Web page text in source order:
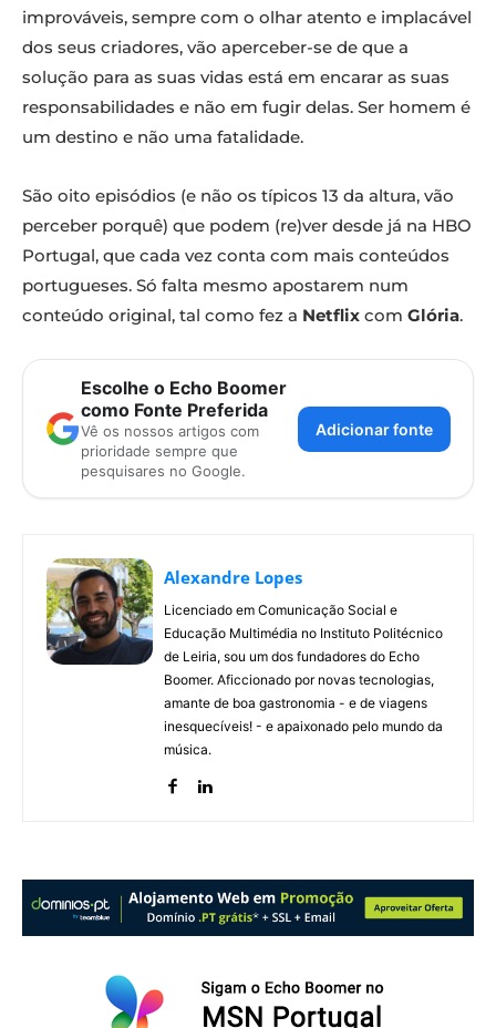
improváveis, sempre com o olhar atento e implacável
dos seus criadores, vão aperceber-se de que a
solução para as suas vidas está em encarar as suas
responsabilidades e não em fugir delas. Ser homem é
um destino e não uma fatalidade.
São oito episódios (e não os típicos 13 da altura, vão
perceber porquê) que podem (re)ver desde já na HBO
Portugal, que cada vez conta com mais conteúdos
portugueses. Só falta mesmo apostarem num
conteúdo original, tal como fez a Netflix com Glória.
Escolhe o Echo Boomer
como Fonte Preferida
Vê os nossos artigos com
prioridade sempre que
pesquisares no Google.
Adicionar fonte
Alexandre Lopes
Licenciado em Comunicação Social e
Educação Multimédia no Instituto Politécnico
de Leiria, sou um dos fundadores do Echo
Boomer. Aficcionado por novas tecnologias,
amante de boa gastronomia - e de viagens
inesquecíveis! - e apaixonado pelo mundo da
música.